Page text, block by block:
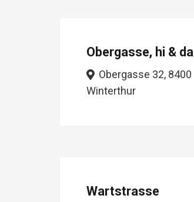
Obergasse, hi & da
Obergasse 32, 8400
Winterthur
Wartstrasse